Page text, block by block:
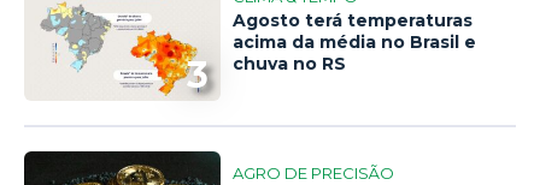
3
Agosto terá temperaturas
acima da média no Brasil e
chuva no RS
AGRO DE PRECISÃO